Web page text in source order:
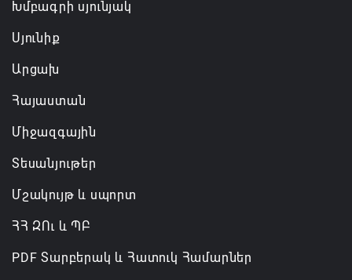
Խմբագրի սյունյակ
Սյունիք
Արցախ
Հայաստան
Միջազգային
Տեսանյութեր
Մշակույթ և սպորտ
ՀՀ ԶՈւ և ՊԲ
PDF Տարբերակ և Հատուկ Համարներ